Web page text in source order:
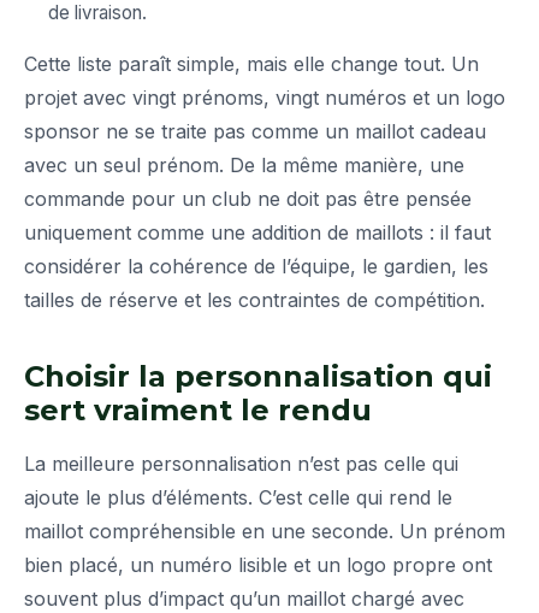
de livraison.
Cette liste paraît simple, mais elle change tout. Un
projet avec vingt prénoms, vingt numéros et un logo
sponsor ne se traite pas comme un maillot cadeau
avec un seul prénom. De la même manière, une
commande pour un club ne doit pas être pensée
uniquement comme une addition de maillots : il faut
considérer la cohérence de l’équipe, le gardien, les
tailles de réserve et les contraintes de compétition.
Choisir la personnalisation qui
sert vraiment le rendu
La meilleure personnalisation n’est pas celle qui
ajoute le plus d’éléments. C’est celle qui rend le
maillot compréhensible en une seconde. Un prénom
bien placé, un numéro lisible et un logo propre ont
souvent plus d’impact qu’un maillot chargé avec